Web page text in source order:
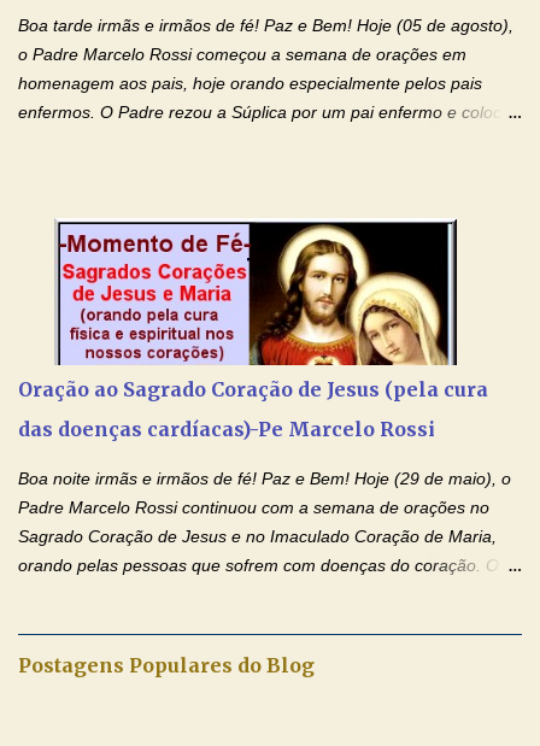
coração, confiante que o Senhor me atenderá. Eu louvo o Pai por
ter nos dado o Senhor, Jesus, como presente de Páscoa. eu
agradeço de coração ao Espíri...
Boa tarde irmãs e irmãos de fé! Paz e Bem! Hoje (05 de agosto),
o Padre Marcelo Rossi começou a semana de orações em
homenagem aos pais, hoje orando especialmente pelos pais
enfermos. O Padre rezou a Súplica por um pai enfermo e colocou
de Nossa Senhora. Adriana dos Anjos-Devoção e Fé Mensagem
do Padre Marcelo Rossi por E-mail e Facebook: Como foi
anunciado ontem, entramos em uma semana de homenagens
aos nossos pais. Hoje nossas orações serão focadas nos pais
que não se encontram bem de saúde, OS PAIS ENFERMOS!
pais. Vamos dedicar um dia para os pais mais idosos, pais que
estão doentes, pais que estão longe dos filhos, pais que já são
para todos os pais. Hoje vamos d...
Oração ao Sagrado Coração de Jesus (pela cura
das doenças cardíacas)-Pe Marcelo Rossi
Boa noite irmãs e irmãos de fé! Paz e Bem! Hoje (29 de maio), o
Padre Marcelo Rossi continuou com a semana de orações no
Sagrado Coração de Jesus e no Imaculado Coração de Maria,
orando pelas pessoas que sofrem com doenças do coração. O
esta abençoada semana de orações no programa de rádio
Postagens Populares do Blog